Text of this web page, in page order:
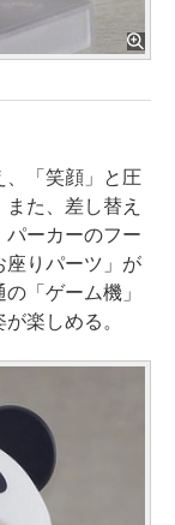
「笑顔」と圧
た、差し替え
パーカーのフー
座りパーツ」が
「ゲーム機」
楽しめる。